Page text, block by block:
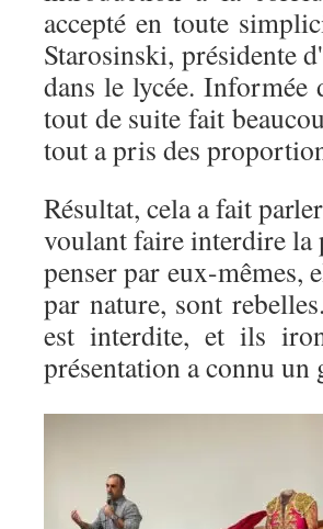
accepté en toute
Starosinski, présidente
dans le lycée. Informée
tout de suite fait
tout a pris des
Résultat, cela a fait
voulant faire interdire la
penser par eux-mêmes,
par nature, sont
est interdite, et ils
présentation a connu un